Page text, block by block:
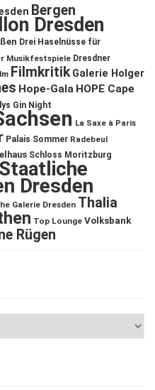
Bergen
Dresden
Drei Haselnüsse für
Musikfestspiele Dresdner
Filmkritik Galerie Holger
Hope-Gala HOPE Cape
Gin Night
La Saxe à Paris
Palais Sommer Radebeul
Schloss Moritzburg
Staatliche
Dresden
Galerie Dresden Thalia
Top Lounge Volksbank
Rügen